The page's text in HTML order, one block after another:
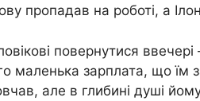
пропадав на роботі, а
повернутися
маленька зарплата, що їм
але в глибині душі